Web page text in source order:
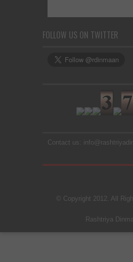
FOLLOW US ON TWITTER
Contact us:
© Copyright 2012. All
Rashtriya